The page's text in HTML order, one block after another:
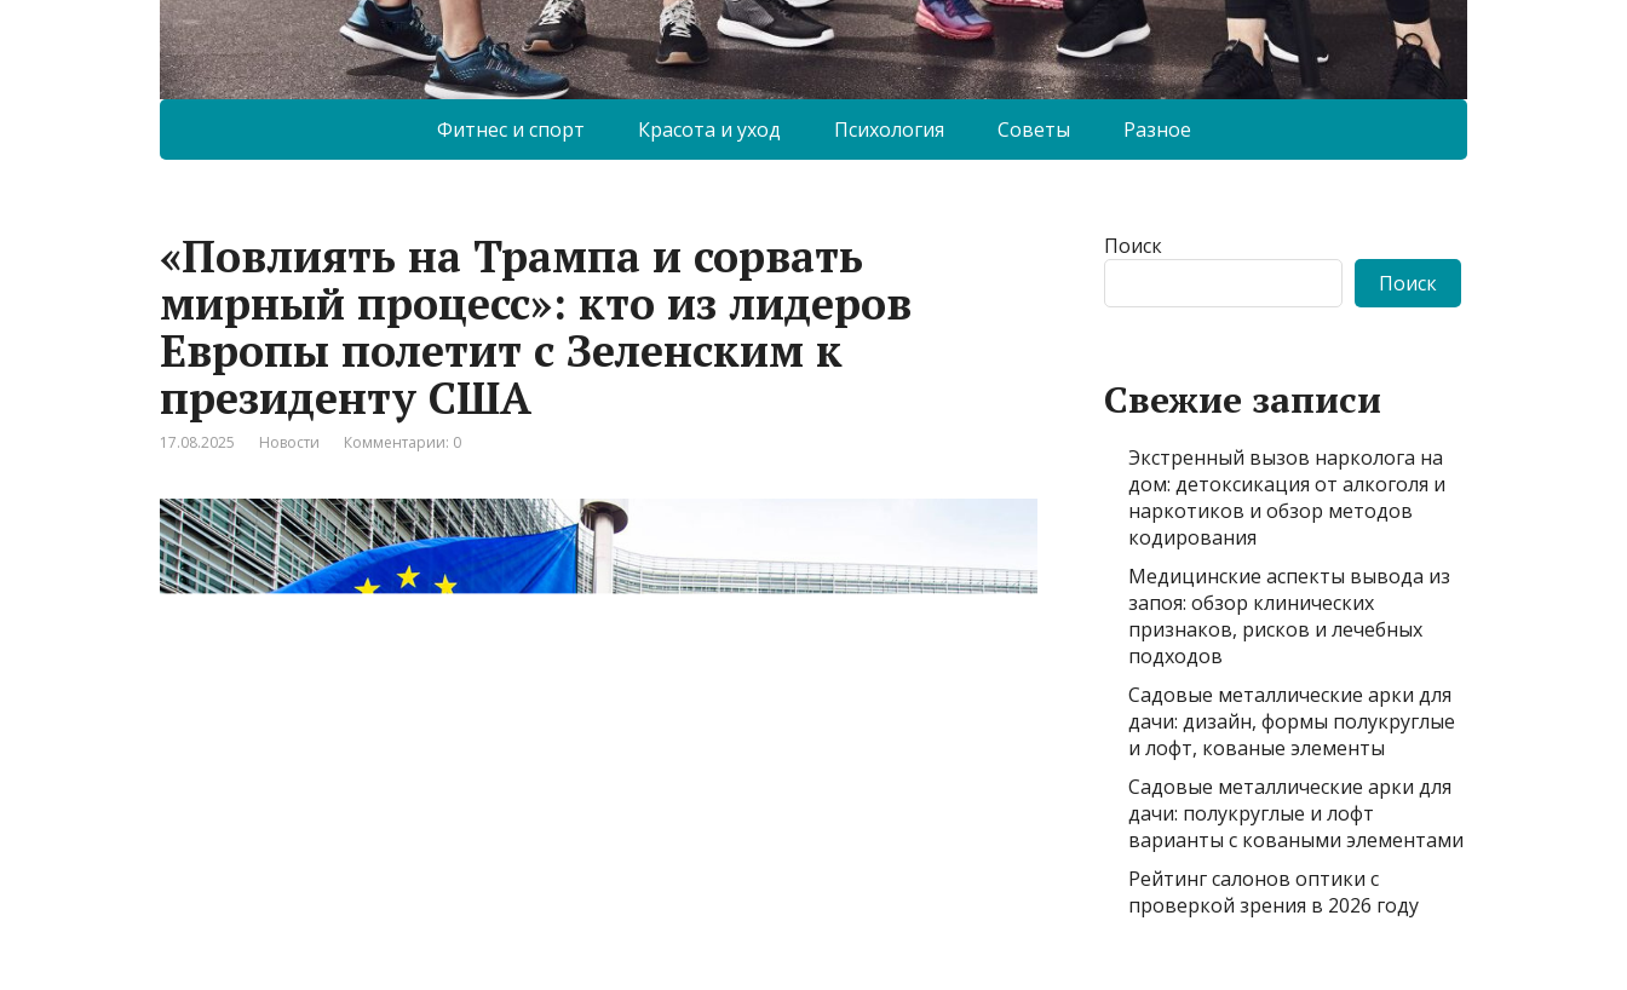
Фитнес и спорт Красота и уход Психология Советы Разное
«Повлиять на Трампа и сорвать
мирный процесс»: кто из лидеров
Европы полетит с Зеленским к
президенту США
17.08.2025 Новости Комментарии: 0
Поиск
Поиск
Свежие записи
Экстренный вызов нарколога на
дом: детоксикация от алкоголя и
наркотиков и обзор методов
кодирования
Медицинские аспекты вывода из
запоя: обзор клинических
признаков, рисков и лечебных
подходов
Садовые металлические арки для
дачи: дизайн, формы полукруглые
и лофт, кованые элементы
Садовые металлические арки для
дачи: полукруглые и лофт
варианты с коваными элементами
Рейтинг салонов оптики с
проверкой зрения в 2026 году